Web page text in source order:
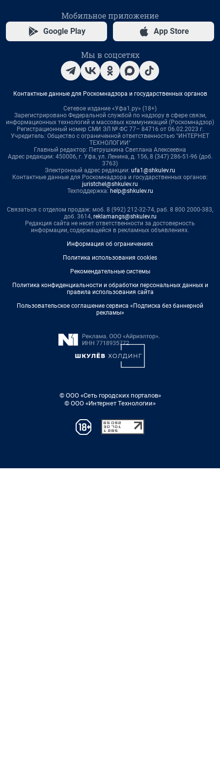
Мобильное приложение
Google Play App Store
Мы в соцсетях
Контактные данные для Роскомнадзора и государственных органов
Сетевое издание «Уфа1.ру» (18+)
Зарегистрировано Федеральной службой по надзору в сфере связи,
информационных технологий и массовых коммуникаций (Роскомнадзор)
Регистрационный номер СМИ ЭЛ № ФС 77– 84716 от 06.02.2023 г.
Учредитель: Общество с ограниченной ответственностью "ИНТЕРНЕТ
ТЕХНОЛОГИИ"
Главный редактор: Петрушкина Светлана Алексеевна
Адрес редакции: 450006, г. Уфа, ул. Ленина, д. 156, 8 (347) 286-51-96 (доб.
3763)
Электронный адрес редакции: ufa1@shkulev.ru
Контактные данные для Роскомнадзора и государственных органов:
juristchel@shkulev.ru
Техподдержка: help@shkulev.ru
Связаться с отделом продаж: моб. 8 (992) 212-32-74, раб. 8 800 2000-383,
доб. 3614, reklamangs@shkulev.ru
Редакция сайта не несет ответственности за достоверность
информации, содержащейся в рекламных объявлениях.
Информация об ограничениях
Политика использования cookies
Рекомендательные системы
Политика конфиденциальности и обработки персональных данных и
правила использования сайта
Пользовательское соглашение сервиса «Подписка без баннерной
рекламы»
© ООО «Сеть городских порталов»
© ООО «Интернет Технологии»